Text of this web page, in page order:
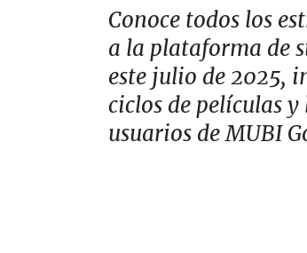
Conoce todos los
a la plataforma de
este julio de 2025,
ciclos de películas
usuarios de MUBI